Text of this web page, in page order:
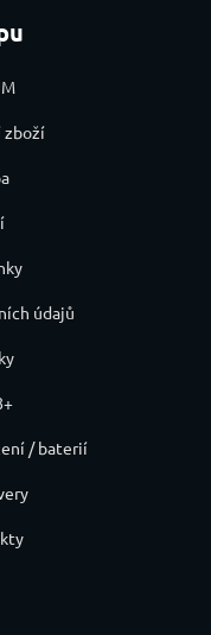
zboží
údajů
/ baterií